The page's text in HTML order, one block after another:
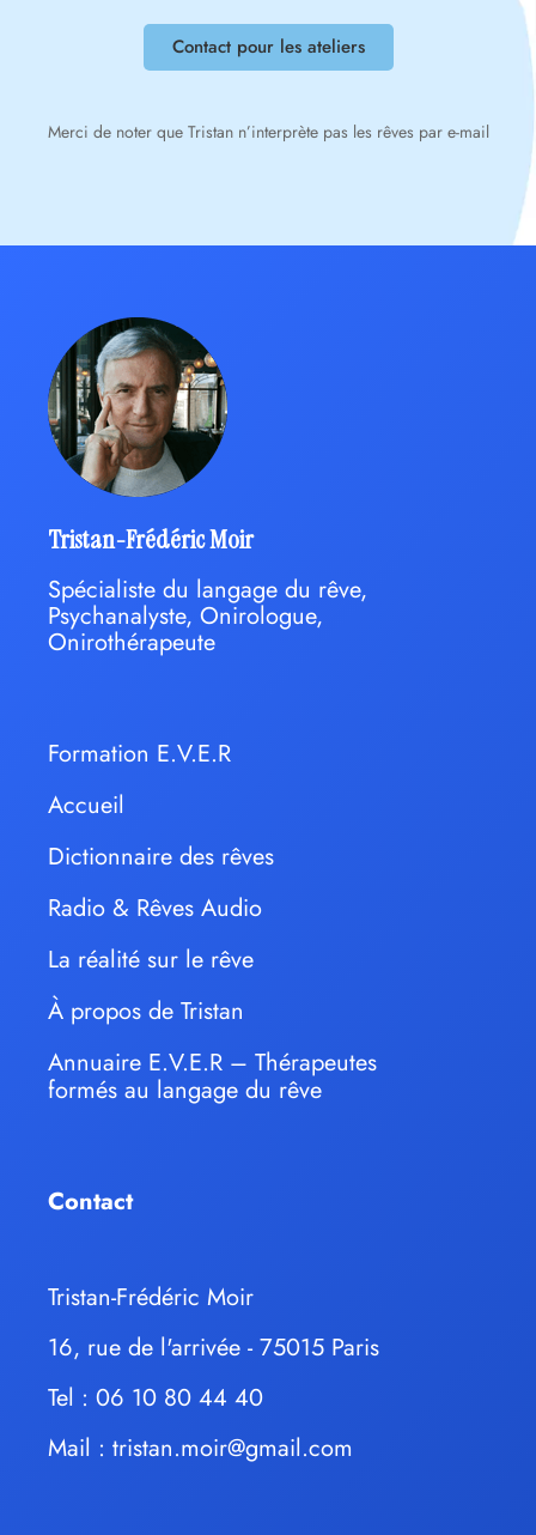
Contact pour les ateliers
Merci de noter que Tristan n’interprète pas les rêves par e-mail
Tristan-Frédéric Moir
Spécialiste du langage du rêve,
Psychanalyste, Onirologue,
Onirothérapeute
Formation E.V.E.R
Accueil
Dictionnaire des rêves
Radio & Rêves Audio
La réalité sur le rêve
À propos de Tristan
Annuaire E.V.E.R – Thérapeutes
formés au langage du rêve
Contact
Tristan-Frédéric Moir
16, rue de l'arrivée - 75015 Paris
Tel : 06 10 80 44 40
Mail : tristan.moir@gmail.com